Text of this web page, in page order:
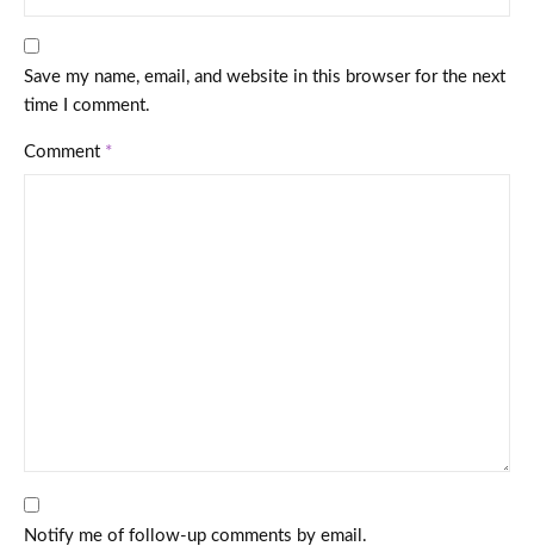
Save my name, email, and website in this browser for the next
time I comment.
Comment *
Notify me of follow-up comments by email.